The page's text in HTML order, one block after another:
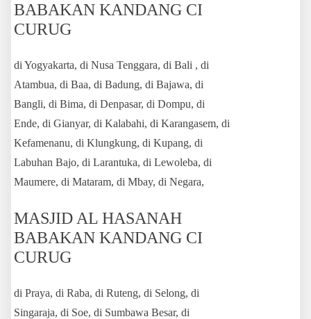
BABAKAN KANDANG CI
CURUG
di Yogyakarta, di Nusa Tenggara, di Bali , di
Atambua, di Baa, di Badung, di Bajawa, di
Bangli, di Bima, di Denpasar, di Dompu, di
Ende, di Gianyar, di Kalabahi, di Karangasem, di
Kefamenanu, di Klungkung, di Kupang, di
Labuhan Bajo, di Larantuka, di Lewoleba, di
Maumere, di Mataram, di Mbay, di Negara,
MASJID AL HASANAH
BABAKAN KANDANG CI
CURUG
di Praya, di Raba, di Ruteng, di Selong, di
Singaraja, di Soe, di Sumbawa Besar, di